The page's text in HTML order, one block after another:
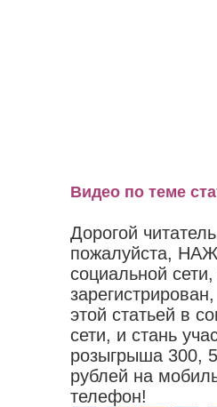
Видео по теме
Дорогой
пожалуйста,
социальной
этой статьей в
сети, и стань
розыгрыша 300,
рублей на
телефон!